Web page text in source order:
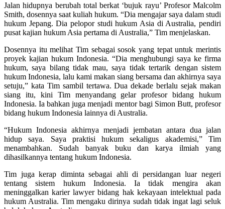
Jalan hidupnya berubah total berkat ‘bujuk rayu’ Profesor Malcolm
Smith, dosennya saat kuliah hukum. “Dia mengajar saya dalam studi
hukum Jepang. Dia pelopor studi hukum Asia di Australia, pendiri
pusat kajian hukum Asia pertama di Australia,” Tim menjelaskan.
Dosennya itu melihat Tim sebagai sosok yang tepat untuk merintis
proyek kajian hukum Indonesia. “Dia menghubungi saya ke firma
hukum, saya bilang tidak mau, saya tidak tertarik dengan sistem
hukum Indonesia, lalu kami makan siang bersama dan akhirnya saya
setuju,” kata Tim sambil tertawa. Dua dekade berlalu sejak makan
siang itu, kini Tim menyandang gelar profesor bidang hukum
Indonesia. Ia bahkan juga menjadi mentor bagi Simon Butt, profesor
bidang hukum Indonesia lainnya di Australia.
“Hukum Indonesia akhirnya menjadi jembatan antara dua jalan
hidup saya. Saya praktisi hukum sekaligus akademisi,” Tim
menambahkan. Sudah banyak buku dan karya ilmiah yang
dihasilkannya tentang hukum Indonesia.
Tim juga kerap diminta sebagai ahli di persidangan luar negeri
tentang sistem hukum Indonesia. Ia tidak mengira akan
meninggalkan karier lawyer bidang hak kekayaan intelektual pada
hukum Australia. Tim mengaku dirinya sudah tidak ingat lagi seluk